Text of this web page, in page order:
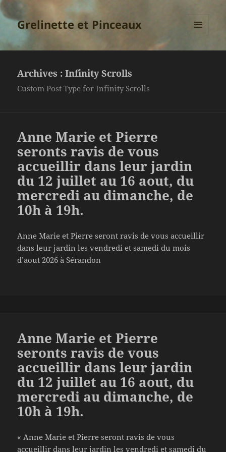
Grelinette et Pinceaux
Archives :Infinity Scrolls
Custom Post Type for Infinity Scrolls
Anne Marie et Pierre
seronts ravis de vous
accueillir dans leur jardin
du 12 juillet au 16 aout, du
mercredi au dimanche, de
10h à 19h.
Anne Marie et Pierre seront ravis de vous accueillir
dans leur jardin les vendredi et samedi du mois
d’aout 2026 à Sérandon
Anne Marie et Pierre
seronts ravis de vous
accueillir dans leur jardin
du 12 juillet au 16 aout, du
mercredi au dimanche, de
10h à 19h.
« Anne Marie et Pierre seront ravis de vous
accueillir dans leur jardin les vendredi et samedi du